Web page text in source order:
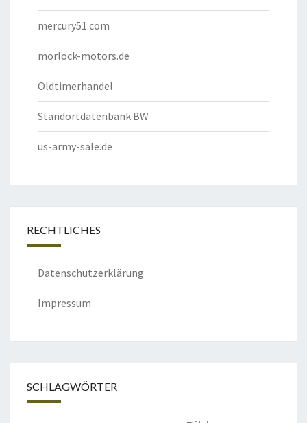
mercury51.com
morlock-motors.de
Oldtimerhandel
Standortdatenbank BW
us-army-sale.de
RECHTLICHES
Datenschutzerklärung
Impressum
SCHLAGWÖRTER